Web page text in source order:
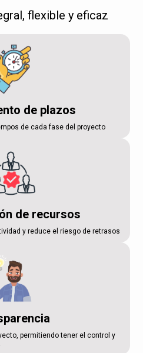
flexible y eficaz
de plazos
de cada fase del proyecto
de recursos
y reduce el riesgo de retrasos
permitiendo tener el control y